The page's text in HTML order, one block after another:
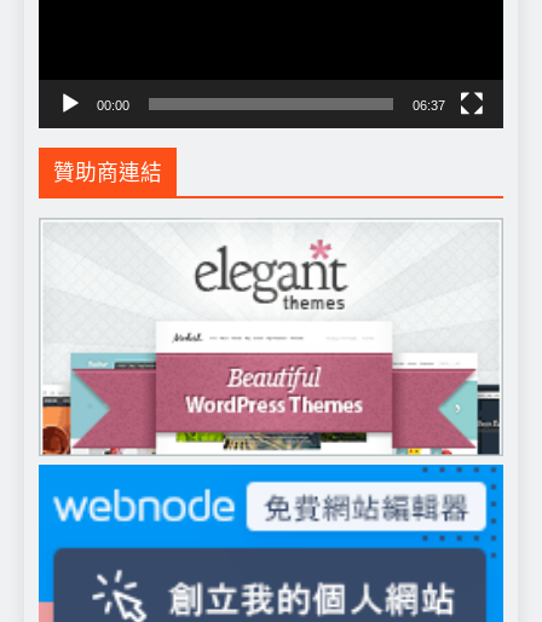
00:00 06:37
贊助商連結